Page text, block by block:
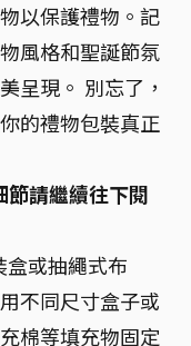
以保護禮物。記
風格和聖誕節氛
呈現。 別忘了，
的禮物包裝真正
請繼續往下閱
或抽繩式布
不同尺寸盒子或
棉等填充物固定